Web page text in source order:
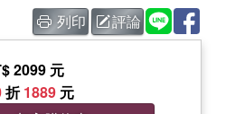
列印 評論
2099 元
折1889 元